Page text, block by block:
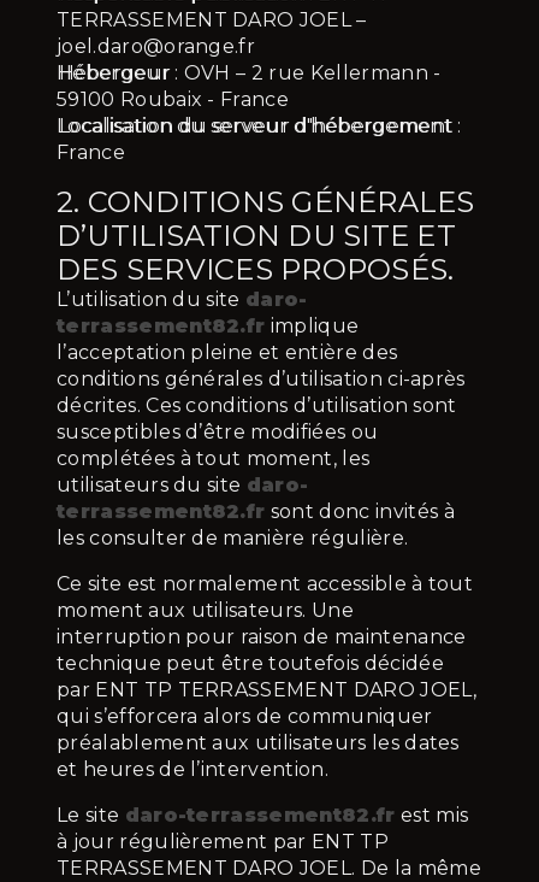
TERRASSEMENT DARO JOEL –
joel.daro@orange.fr
Hébergeur: OVH – 2 rue Kellermann -
59100 Roubaix - France
Localisation du serveur d'hébergement:
France
2. CONDITIONS GÉNÉRALES
D’UTILISATION DU SITE ET
DES SERVICES PROPOSÉS.
L’utilisation du site daro-
terrassement82.fr implique
l’acceptation pleine et entière des
conditions générales d’utilisation ci-après
décrites. Ces conditions d’utilisation sont
susceptibles d’être modifiées ou
complétées à tout moment, les
utilisateurs du site daro-
terrassement82.fr sont donc invités à
les consulter de manière régulière.
Ce site est normalement accessible à tout
moment aux utilisateurs. Une
interruption pour raison de maintenance
technique peut être toutefois décidée
par ENT TP TERRASSEMENT DARO JOEL,
qui s’efforcera alors de communiquer
préalablement aux utilisateurs les dates
et heures de l’intervention.
Le site daro-terrassement82.fr est mis
à jour régulièrement par ENT TP
TERRASSEMENT DARO JOEL. De la même